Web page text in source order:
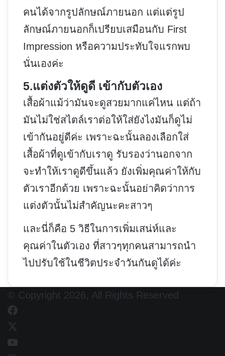
คนได้จากรูปลักษณ์ภายนอก แต่แต่รูป
ลักษณ์ภายนอกก็เปรียบเสมือนกับ First
Impression หรือความประทับใจแรกพบ
นั่นเองค่ะ
5.แต่งตัวให้ดูดี เข้ากับตัวเอง
เสื้อผ้าแม้ว่ามันจะดูสวยมากแค่ไหน แต่ถ้า
มันไม่ใช่สไตล์เราต่อให้ใส่ยังไงมันก็ดูไม่
เข้ากันอยู่ดีค่ะ เพราะฉะนั้นลองเลือกใส่
เสื้อผ้าที่ดูเข้ากับเราดู รับรองว่านอกจาก
จะทำให้เราดูดีขึ้นแล้ว ยังเพิ่มคุณค่าให้กับ
ตัวเราอีกด้วย เพราะฉะนั้นอย่าคิดว่าการ
แต่งตัวนั้นไม่สำคัญนะคะสาวๆ
และนี่ก็คือ 5 วิธีในการเพิ่มเสน่ห์และ
คุณค่าในตัวเอง ที่สาวๆทุกคนสามารถนำ
ไปปรับใช้ในชีวิตประจำวันกันดูได้ค่ะ
© Copyright 2026, All Rights Reserved